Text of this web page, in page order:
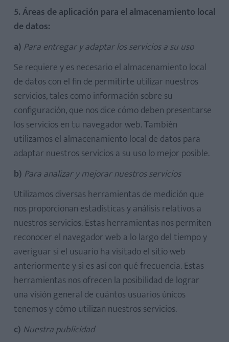
5. Áreas de aplicación para el almacenamiento local
de datos:
a) Para entregar y adaptar los servicios a su uso
Se requiere y es necesario el almacenamiento local
de datos con el fin de permitirte utilizar nuestros
servicios, tales como información sobre su
configuración, que nos dice cómo deben presentarse
los servicios en tu navegador web. También
utilizamos el almacenamiento local de datos para
adaptar nuestros servicios a su uso lo mejor posible.
b) Para analizar y mejorar nuestros servicios
Utilizamos diversas herramientas de medición que
nos proporcionan estadísticas y análisis relativos a
nuestros servicios. Estas herramientas nos permiten
reconocer el navegador web a lo largo del tiempo y
averiguar si el usuario ha visitado el sitio web
anteriormente y si es así con qué frecuencia. Estas
herramientas nos ofrecen la posibilidad de lograr
una visión general de cuántos usuarios únicos
tenemos y cómo utilizan nuestros servicios.
c) Nuestra publicidad